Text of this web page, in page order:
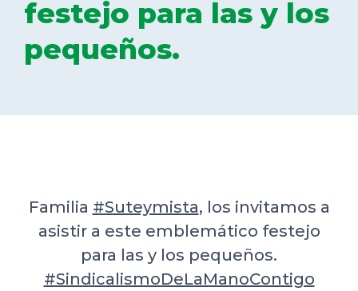
festejo para las y los
pequeños.
Familia #Suteymista, los invitamos a
asistir a este emblemático festejo
para las y los pequeños.
#SindicalismoDeLaManoContigo